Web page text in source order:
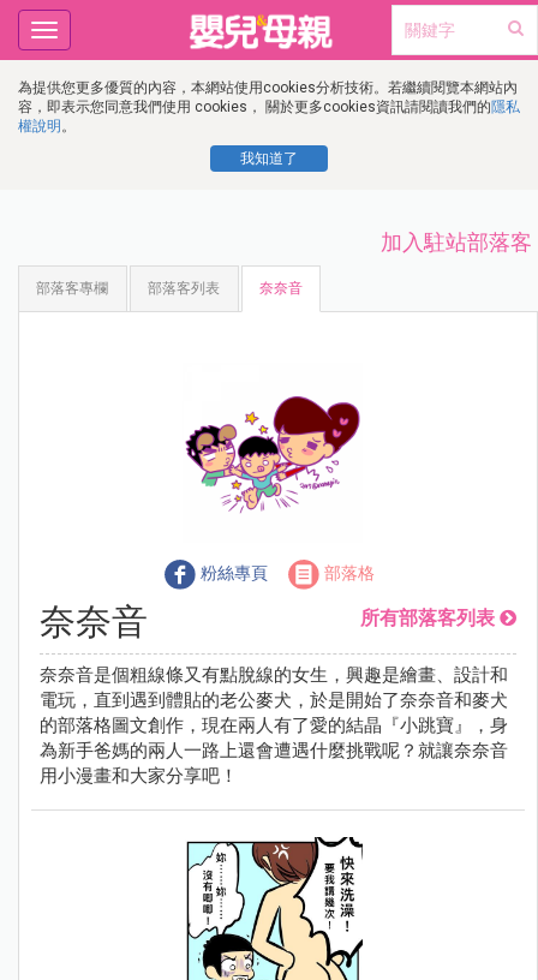
為提供您更多優質的內容，本網站使用cookies分析技術。若繼續閱覽本網站內
容，即表示您同意我們使用 cookies， 關於更多cookies資訊請閱讀我們的隱私
權說明 。
我知道了
Toggle
navigation
加入駐站部落客
部落客專欄 部落客列表 奈奈音
粉絲專頁 部落格
奈奈音 所有部落客列表
奈奈音是個粗線條又有點脫線的女生，興趣是繪畫、設計和
電玩，直到遇到體貼的老公麥犬，於是開始了奈奈音和麥犬
的部落格圖文創作，現在兩人有了愛的結晶『小跳寶』，身
為新手爸媽的兩人一路上還會遭遇什麼挑戰呢？就讓奈奈音
用小漫畫和大家分享吧！